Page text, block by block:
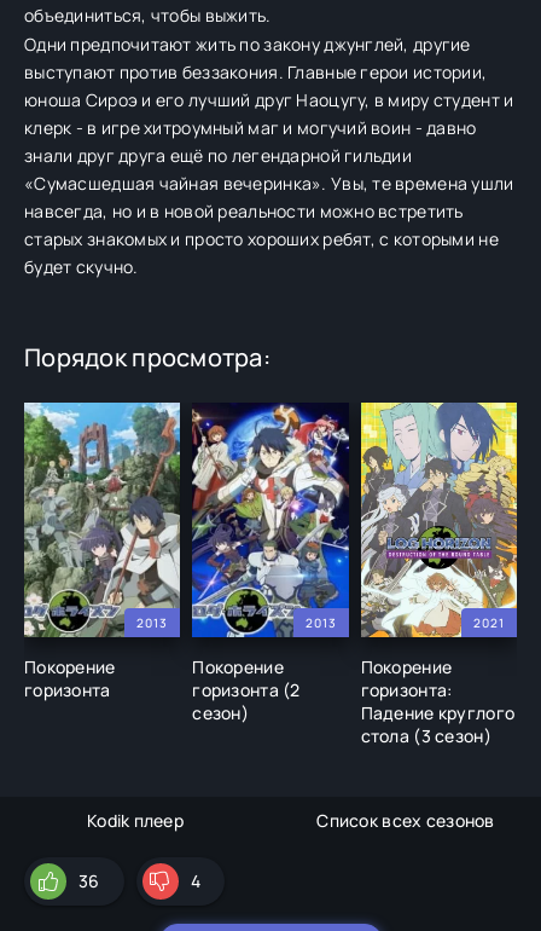
объединиться, чтобы выжить.
Одни предпочитают жить по закону джунглей, другие
выступают против беззакония. Главные герои истории,
юноша Сироэ и его лучший друг Наоцугу, в миру студент и
клерк - в игре хитроумный маг и могучий воин - давно
знали друг друга ещё по легендарной гильдии
«Сумасшедшая чайная вечеринка». Увы, те времена ушли
навсегда, но и в новой реальности можно встретить
старых знакомых и просто хороших ребят, с которыми не
будет скучно.
Порядок просмотра:
2013
Покорение
горизонта
2013
Покорение
горизонта (2
сезон)
2021
Покорение
горизонта:
Падение круглого
стола (3 сезон)
Kodik плеер Список всех сезонов
36 4